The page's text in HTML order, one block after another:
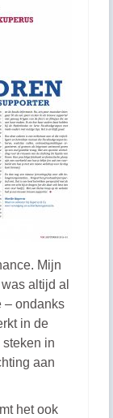
Mijn
altijd al
– ondanks
in de
in
aan
het ook